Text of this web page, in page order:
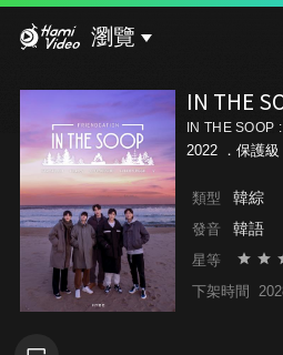
瀏覽
IN THE
IN THE SOOP
2022 ． 保護級
類型 韓綜
發音 韓語
星等
下架時間